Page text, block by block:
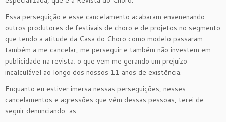
Essa perseguição e esse cancelamento acabaram envenenando
outros produtores de festivais de choro e de projetos no segmento
que tendo a atitude da Casa do Choro como modelo passaram
também a me cancelar, me perseguir e também não investem em
publicidade na revista; o que vem me gerando um prejuízo
incalculável ao longo dos nossos 11 anos de existência.
Enquanto eu estiver imersa nessas perseguições, nesses
cancelamentos e agressões que vêm dessas pessoas, terei de
seguir denunciando-as.